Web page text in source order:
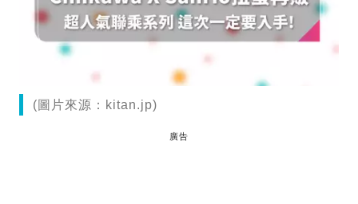
(圖片來源：kitan.jp)
廣告